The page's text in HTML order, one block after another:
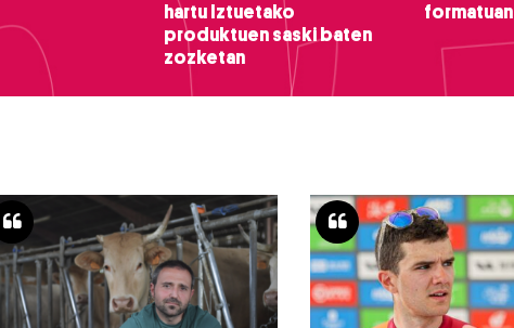
hartu Iztuetako
produktuen saski baten
zozketan
formatuan